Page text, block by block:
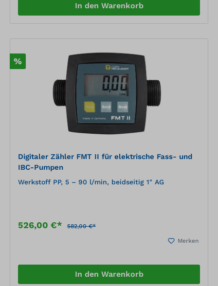
In den Warenkorb
%
Digitaler Zähler FMT II für elektrische Fass- und
IBC-Pumpen
Werkstoff PP, 5 – 90 l/min, beidseitig 1" AG
526,00 €* 582,00 €*
Merken
In den Warenkorb